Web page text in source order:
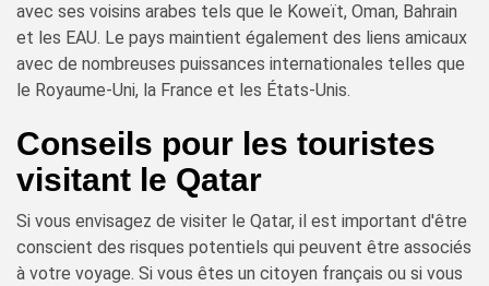
avec ses voisins arabes tels que le Koweït, Oman, Bahrain
et les EAU. Le pays maintient également des liens amicaux
avec de nombreuses puissances internationales telles que
le Royaume-Uni, la France et les États-Unis.
Conseils pour les touristes
visitant le Qatar
Si vous envisagez de visiter le Qatar, il est important d'être
conscient des risques potentiels qui peuvent être associés
à votre voyage. Si vous êtes un citoyen français ou si vous